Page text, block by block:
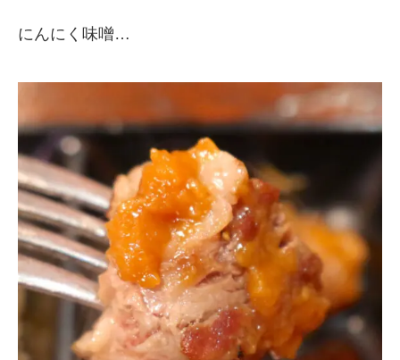
にんにく味噌…